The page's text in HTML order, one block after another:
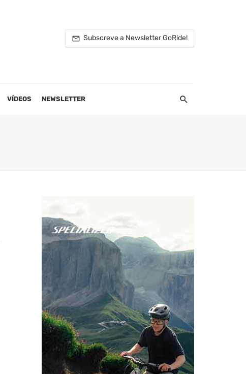
Subscreve a Newsletter GoRide!
VÍDEOS NEWSLETTER